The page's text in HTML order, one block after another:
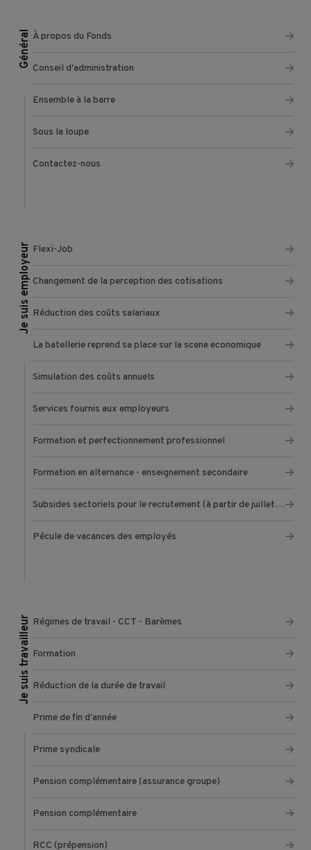
Général À propos du Fonds
Conseil d'administration
Ensemble à la barre
Sous la loupe
Contactez-nous
Je suis employeur Flexi-Job
Changement de la perception des cotisations
Réduction des coûts salariaux
La batellerie reprend sa place sur la scene economique
Simulation des coûts annuels
Services fournis aux employeurs
Formation et perfectionnement professionnel
Formation en alternance - enseignement secondaire
Subsides sectoriels pour le recrutement (à partir de juillet 2022)
Pécule de vacances des employés
Je suis travailleur Régimes de travail - CCT - Barèmes
Formation
Réduction de la durée de travail
Prime de fin d'année
Prime syndicale
Pension complémentaire (assurance groupe)
Pension complémentaire
RCC (prépension)